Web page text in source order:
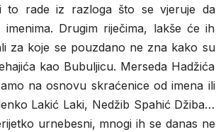
to rade iz razloga što se vjeruje da
Drugim riječima, lakše će ih
za koje se pouzdano ne zna kako su
kao Bubuljicu. Merseda Hadžića
na osnovu skraćenice od imena ili
Lakić Laki, Nedžib Spahić Džiba…
urnebesni, mnogi ih se danas ne